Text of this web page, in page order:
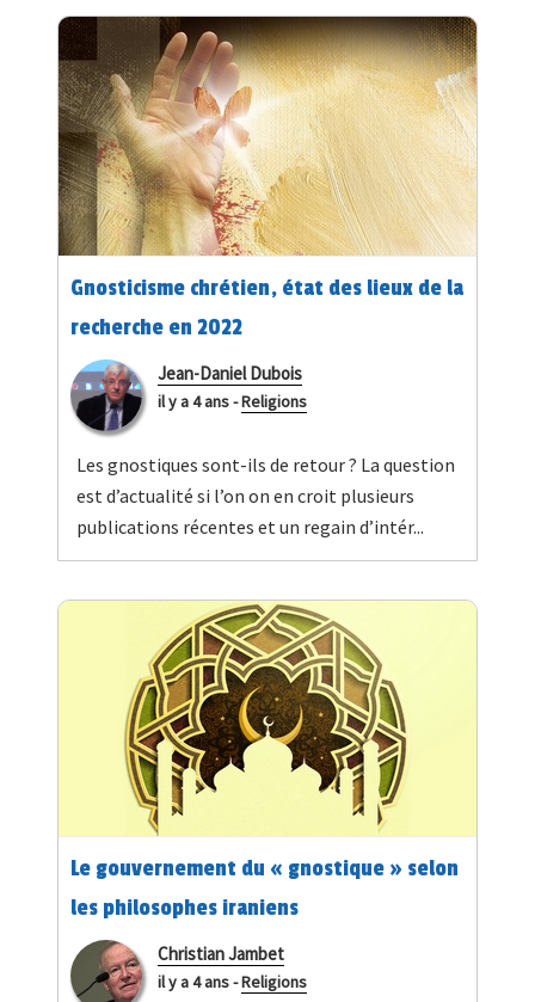
Gnosticisme chrétien, état des lieux de la
recherche en 2022
Jean-Daniel Dubois
il y a 4 ans-Religions
Les gnostiques sont-ils de retour ? La question
est d’actualité si l’on on en croit plusieurs
publications récentes et un regain d’intér...
Le gouvernement du « gnostique » selon
les philosophes iraniens
Christian Jambet
il y a 4 ans-Religions